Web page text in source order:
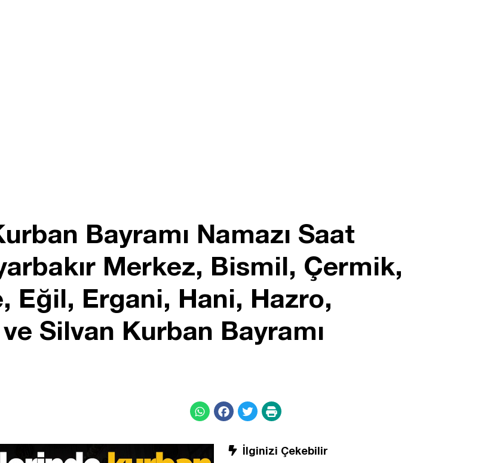
Bayramı Namazı Saat
Merkez, Bismil, Çermik,
Eğil, Ergani, Hani, Hazro,
Silvan Kurban Bayramı
İlginizi Çekebilir